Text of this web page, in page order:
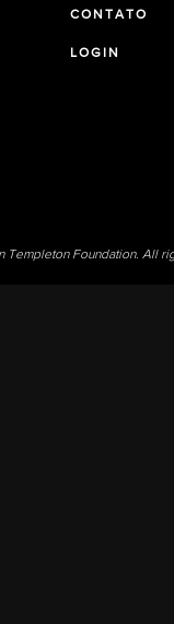
CONTATO
LOGIN
Templeton Foundation. All